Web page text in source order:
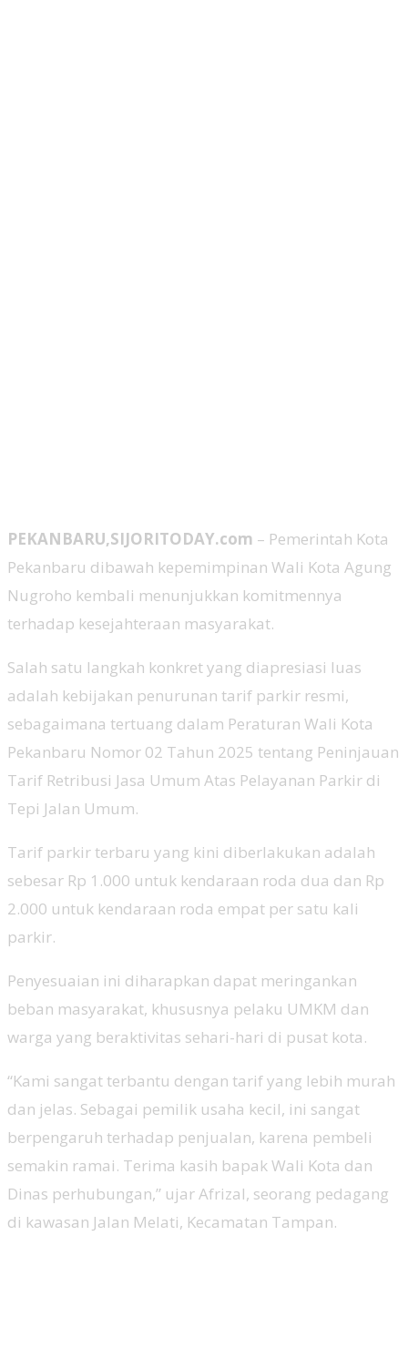
PEKANBARU,SIJORITODAY.com – Pemerintah Kota
Pekanbaru dibawah kepemimpinan Wali Kota Agung
Nugroho kembali menunjukkan komitmennya
terhadap kesejahteraan masyarakat.
Salah satu langkah konkret yang diapresiasi luas
adalah kebijakan penurunan tarif parkir resmi,
sebagaimana tertuang dalam Peraturan Wali Kota
Pekanbaru Nomor 02 Tahun 2025 tentang Peninjauan
Tarif Retribusi Jasa Umum Atas Pelayanan Parkir di
Tepi Jalan Umum.
Tarif parkir terbaru yang kini diberlakukan adalah
sebesar Rp 1.000 untuk kendaraan roda dua dan Rp
2.000 untuk kendaraan roda empat per satu kali
parkir.
Penyesuaian ini diharapkan dapat meringankan
beban masyarakat, khususnya pelaku UMKM dan
warga yang beraktivitas sehari-hari di pusat kota.
“Kami sangat terbantu dengan tarif yang lebih murah
dan jelas. Sebagai pemilik usaha kecil, ini sangat
berpengaruh terhadap penjualan, karena pembeli
semakin ramai. Terima kasih bapak Wali Kota dan
Dinas perhubungan,” ujar Afrizal, seorang pedagang
di kawasan Jalan Melati, Kecamatan Tampan.